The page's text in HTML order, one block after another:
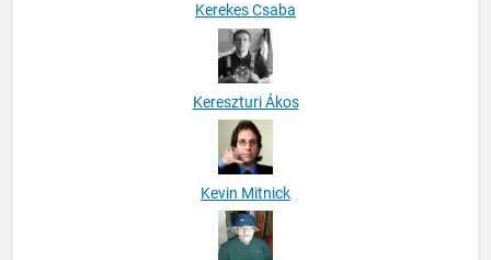
Kerekes Csaba
Kereszturi Ákos
Kevin Mitnick